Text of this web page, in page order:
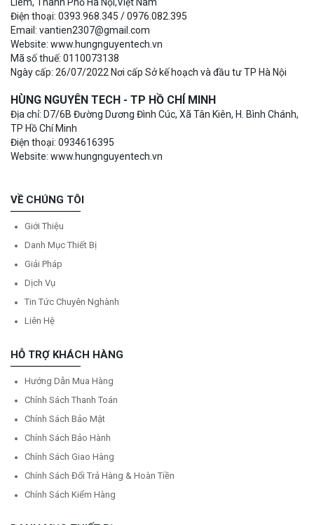
Điện thoại: 0393.968.345 / 0976.082.395
Email: vantien2307@gmail.com
Website: www.hungnguyentech.vn
Mã số thuế: 0110073138
Ngày cấp: 26/07/2022 Nơi cấp Sở kế hoạch và đầu tư TP Hà Nội
HÙNG NGUYÊN TECH - TP HỒ CHÍ MINH
Địa chỉ: D7/6B Đường Dương Đình Cúc, Xã Tân Kiên, H. Bình Chánh,
TP Hồ Chí Minh
Điện thoại: 0934616395
Website: www.hungnguyentech.vn
VỀ CHÚNG TÔI
Giới Thiệu
Danh Mục Thiết Bị
Giải Pháp
Dịch Vụ
Tin Tức Chuyên Nghành
Liên Hệ
HỖ TRỢ KHÁCH HÀNG
Hướng Dẫn Mua Hàng
Chính Sách Thanh Toán
Chính Sách Bảo Mật
Chính Sách Bảo Hành
Chính Sách Giao Hàng
Chính Sách Đổi Trả Hàng & Hoàn Tiền
Chính Sách Kiểm Hàng